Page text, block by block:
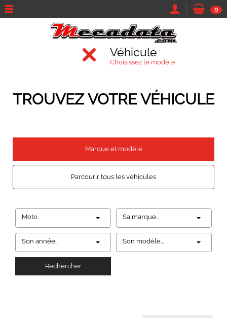
0
Véhicule
Choisissez le modèle
TROUVEZ VOTRE VÉHICULE
Marque et modèle
Parcourir tous les véhicules
Moto Sa marque...
Son année... Son modèle...
Rechercher